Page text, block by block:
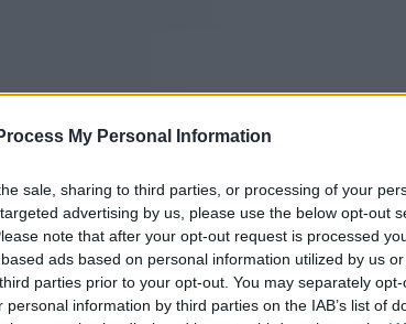
My Personal Information
sale, sharing to third parties, or processing of your
advertising by us, please use the below opt-out
note that after your opt-out request is processed
ads based on personal information utilized by us
parties prior to your opt-out. You may separately
information by third parties on the IAB’s list of
Παιδείας και Θρησκευμάτων, σε
Πανεπιστήμιο Αθηνών, Αριστοτέλειο